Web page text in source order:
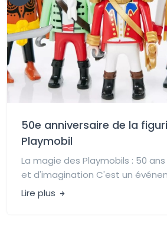
50e anniversaire de la
Playmobil
La magie des Playmobils : 50
et d'imagination C'est un
Lire plus